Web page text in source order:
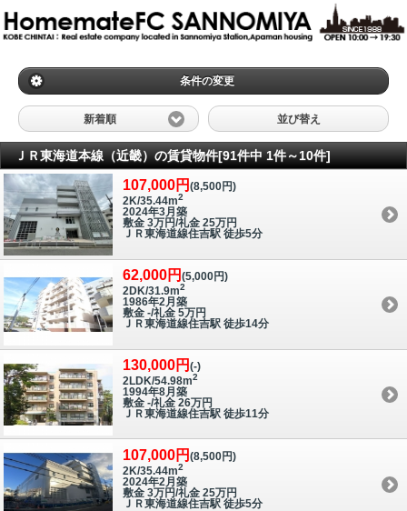
条件の変更
新着順 並び替え
ＪＲ東海道本線（近畿）の賃貸物件[91件中 1件～10件]
107,000円 (8,500円)
2K/35.44m2
2024年3月築
敷金 3万円/礼金 25万円
ＪＲ東海道線住吉駅 徒歩5分
62,000円 (5,000円)
2DK/31.9m2
1986年2月築
敷金 -/礼金 5万円
ＪＲ東海道線住吉駅 徒歩14分
130,000円 (-)
2LDK/54.98m2
1994年8月築
敷金 -/礼金 26万円
ＪＲ東海道線住吉駅 徒歩11分
107,000円 (8,500円)
2K/35.44m2
2024年2月築
敷金 3万円/礼金 25万円
ＪＲ東海道線住吉駅 徒歩5分